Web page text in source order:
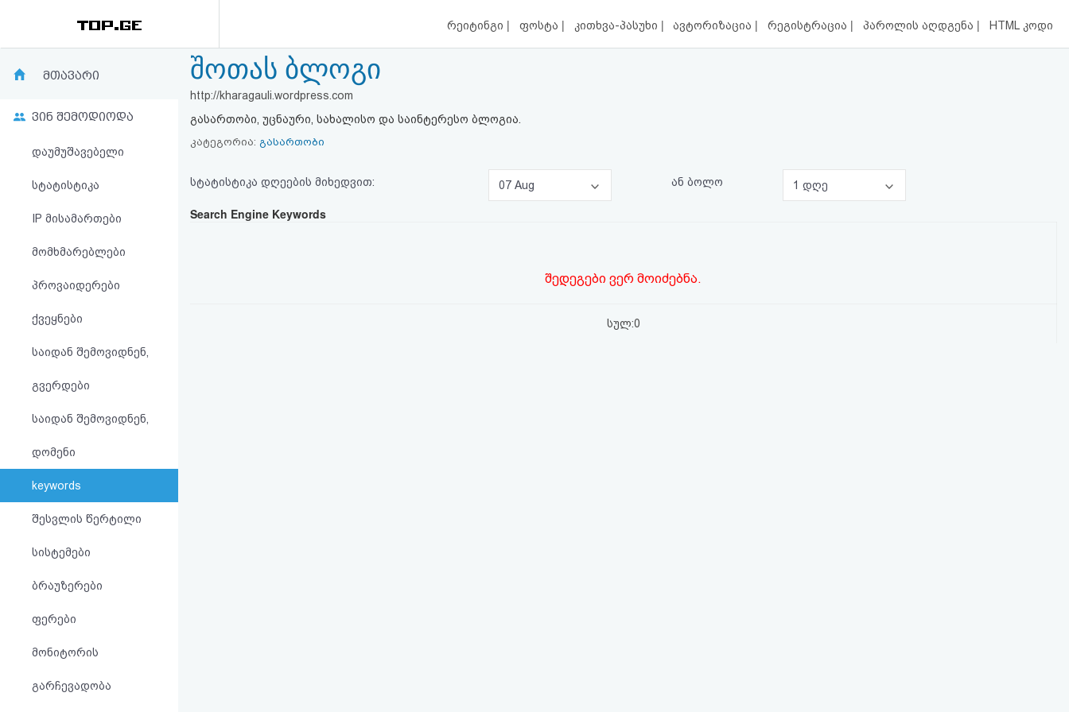
რეიტინგი | ფოსტა | კითხვა-პასუხი | ავტორიზაცია | რეგისტრაცია | პაროლის აღდგენა | HTML კოდი
რეიტინგი
კითხვა-
პასუხი
ავტორიზაცია
რეგისტრაცია
სალიცენზიო
შეთანხმება
მთავარი
ვინ შემოდიოდა
დაუმუშავებელი
სტატისტიკა
IP მისამართები
მომხმარებლები
პროვაიდერები
ქვეყნები
საიდან შემოვიდნენ,
გვერდები
საიდან შემოვიდნენ,
დომენი
keywords
შესვლის წერტილი
სისტემები
ბრაუზერები
ფერები
მონიტორის
გარჩევადობა
შოთას ბლოგი
http://kharagauli.wordpress.com
გასართობი, უცნაური, სახალისო და საინტერესო ბლოგია.
კატეგორია: გასართობი
სტატისტიკა დღეების მიხედვით: 07 Aug ან ბოლო 1 დღე
Search Engine Keywords
შედეგები ვერ მოიძებნა.
სულ:0